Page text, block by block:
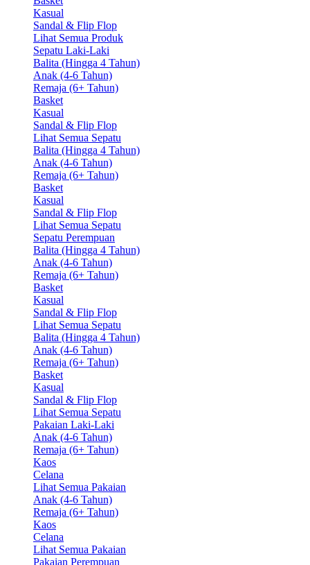
Kasual
Sandal & Flip Flop
Lihat Semua Produk
Sepatu Laki-Laki
Balita (Hingga 4 Tahun)
Anak (4-6 Tahun)
Remaja (6+ Tahun)
Basket
Kasual
Sandal & Flip Flop
Lihat Semua Sepatu
Balita (Hingga 4 Tahun)
Anak (4-6 Tahun)
Remaja (6+ Tahun)
Basket
Kasual
Sandal & Flip Flop
Lihat Semua Sepatu
Sepatu Perempuan
Balita (Hingga 4 Tahun)
Anak (4-6 Tahun)
Remaja (6+ Tahun)
Basket
Kasual
Sandal & Flip Flop
Lihat Semua Sepatu
Balita (Hingga 4 Tahun)
Anak (4-6 Tahun)
Remaja (6+ Tahun)
Basket
Kasual
Sandal & Flip Flop
Lihat Semua Sepatu
Pakaian Laki-Laki
Anak (4-6 Tahun)
Remaja (6+ Tahun)
Kaos
Celana
Lihat Semua Pakaian
Anak (4-6 Tahun)
Remaja (6+ Tahun)
Kaos
Celana
Lihat Semua Pakaian
Pakaian Perempuan